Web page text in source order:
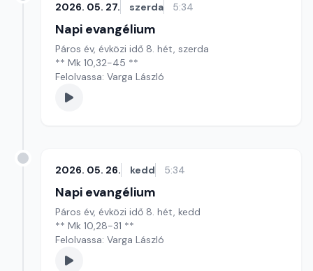
2026. 05. 27. szerda 5:34
Napi evangélium
Páros év, évközi idő 8. hét, szerda
** Mk 10,32-45 **
Felolvassa: Varga László
2026. 05. 26. kedd 5:34
Napi evangélium
Páros év, évközi idő 8. hét, kedd
** Mk 10,28-31 **
Felolvassa: Varga László